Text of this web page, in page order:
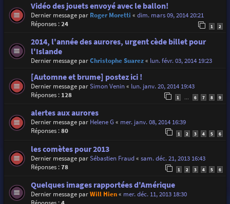
Vidéo des jouets envoyé avec le ballon!
Dernier message par Roger Moretti « dim. mars 09, 2014 20:21
Réponses :24 1 2
2014, l'année des aurores, urgent cède billet pour
l'Islande
Dernier message parChristophe Suarez« lun. févr. 03, 2014 19:23
[Automne et brume] postez ici !
Dernier message parSimon Venin« lun. janv. 20, 2014 19:43
Réponses : 128 1 … 6 7 8 9
alertes aux aurores
Dernier message par Helene G« mer. janv. 08, 2014 16:39
Réponses :80 1 2 3 4 5 6
les comètes pour 2013
Dernier message parSébastien Fraud« sam. déc. 21, 2013 16:43
Réponses :78 1 2 3 4 5 6
Quelques images rapportées d'Amérique
Dernier message parWill Hien« mer. déc. 11, 2013 18:30